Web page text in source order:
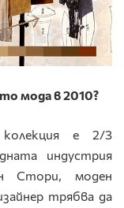
мода в 2010?
е 2/3
индустрия
Стори, моден
трябва да